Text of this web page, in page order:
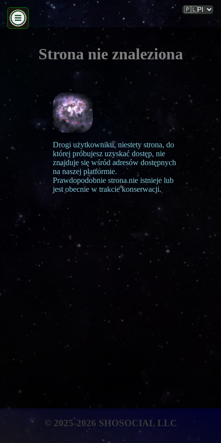
Strona nie znaleziona
Drogi użytkowniku, niestety strona, do
której próbujesz uzyskać dostęp, nie
znajduje się wśród adresów dostępnych
na naszej platformie.
Prawdopodobnie strona nie istnieje lub
jest obecnie w trakcie konserwacji.
© 2025-2026 SHOSOCIAL LLC